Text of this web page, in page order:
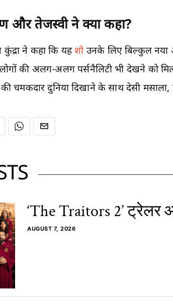
और तेजस्वी ने क्या कहा?
ने कहा कि यहशोउनके लिए बिल्कुल नया
की अलग-अलग पर्सनैलिटी भी देखने को
चमकदार दुनिया दिखाने के साथ देसी मसाला,
‘The Traitors 2’
AUGUST 7, 2026